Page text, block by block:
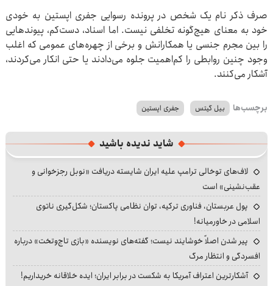
صرف ذکر نام یک شخص در پرونده رسوایی جفری اپستین به خودی
خود به معنای هیچ‌گونه تخلفی نیست. اما اسناد، دست‌کم، پیوندهایی
را بین مجرم جنسی یا همکارانش و برخی از چهره‌های عمومی که اغلب
وجود چنین روابطی را کم‌اهمیت جلوه می‌دادند یا حتی انکار می‌کردند،
آشکار می‌کنند.
برچسب‌ها بیل گیتس جفری اپستین
شاید ندیده باشید
لاف‌های توخالی ترامپ علیه ایران شایسته دریافت «نوبل رجزخوانی و
عقب‌نشینی» است
پول عربستان، فناوری ترکیه، توان نظامی پاکستان؛ شکل‌گیری ناتوی
اسلامی در خاورمیانه!
پیر شدن اصلاً خوشایند نیست؛ گفته‌های نویسنده «بازی تاج‌وتخت» درباره
افسردگی و انتظار مرگ
آشکارترین اعتراف آمریکا به شکست در برابر ایران؛ ایده خلاقانه خریداریم!